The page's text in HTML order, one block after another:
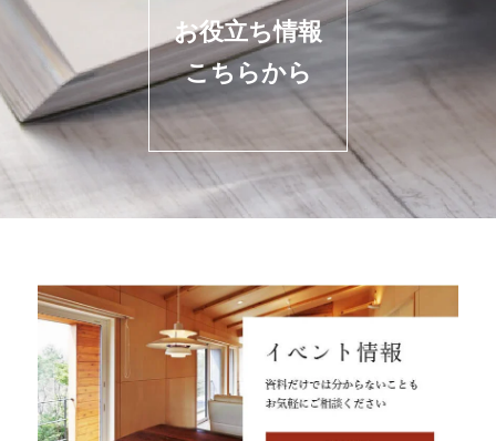
お役立ち情報
こちらから